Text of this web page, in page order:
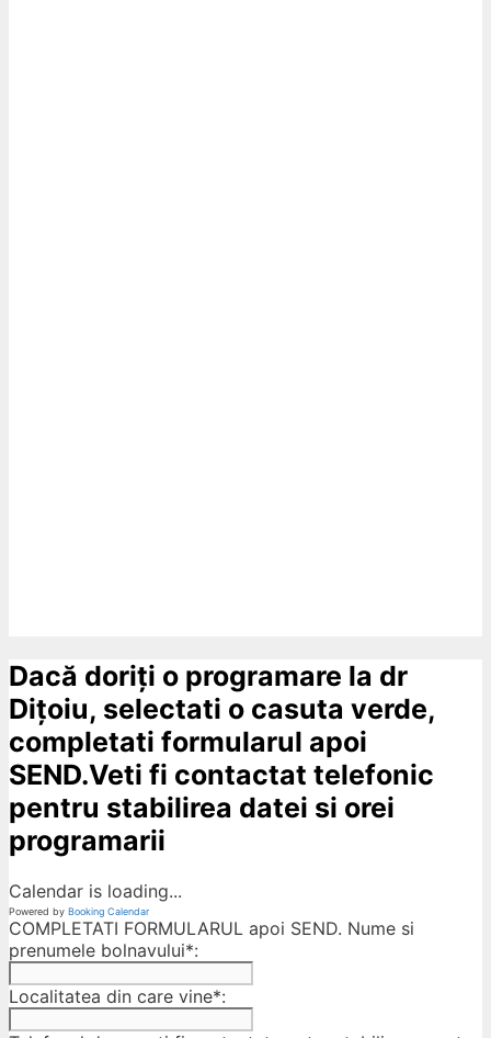
Dacă doriți o programare la dr
Dițoiu, selectati o casuta verde,
completati formularul apoi
SEND.Veti fi contactat telefonic
pentru stabilirea datei si orei
programarii
Calendar is loading...
Powered by Booking Calendar
COMPLETATI FORMULARUL apoi SEND. Nume si
prenumele bolnavului*:
Localitatea din care vine*: